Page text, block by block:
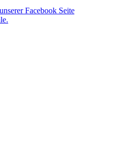
Facebook Seite